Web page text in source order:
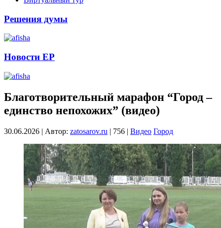
Решения думы
Новости ЕР
Благотворительный марафон “Город –
единство непохожих” (видео)
30.06.2026 | Автор: zatosarov.ru | 756 | Видео Город